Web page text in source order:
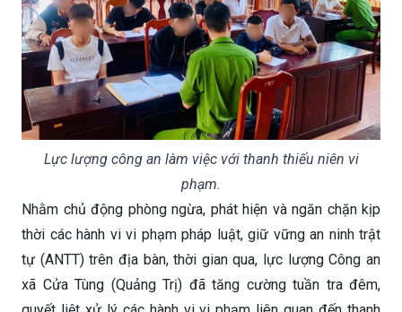
Lực lượng công an làm việc với thanh thiếu niên vi
phạm.
Nhằm chủ động phòng ngừa, phát hiện và ngăn chặn kịp
thời các hành vi vi phạm pháp luật, giữ vững an ninh trật
tự (ANTT) trên địa bàn, thời gian qua, lực lượng Công an
xã Cửa Tùng (Quảng Trị) đã tăng cường tuần tra đêm,